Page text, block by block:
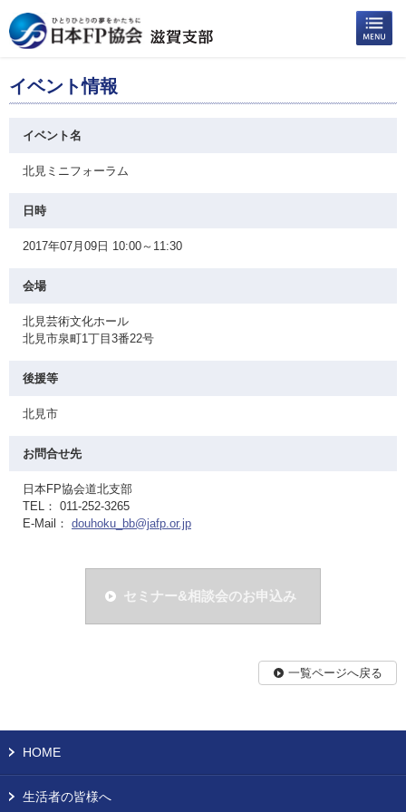
イベント情報
イベント名
北見ミニフォーラム
日時
2017年07月09日 10:00～11:30
会場
北見芸術文化ホール
北見市泉町1丁目3番22号
後援等
北見市
お問合せ先
日本FP協会道北支部
TEL： 011-252-3265
E-Mail： douhoku_bb@jafp.or.jp
セミナー&相談会のお申込み
一覧ページへ戻る
HOME
生活者の皆様へ